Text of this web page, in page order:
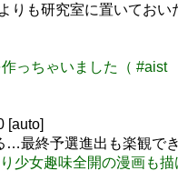
りも研究室に置いてお
っちゃいました（ #aist
[auto]
最終予選進出も楽観で
少女趣味全開の漫画も